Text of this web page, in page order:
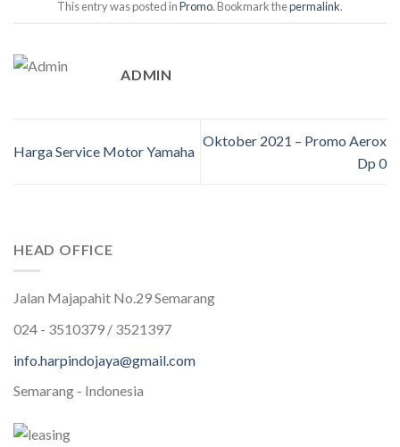
This entry was posted inPromo. Bookmark thepermalink.
ADMIN
Harga Service Motor Yamaha
Oktober 2021 – Promo Aerox
Dp 0
HEAD OFFICE
Jalan Majapahit No.29 Semarang
024 - 3510379 / 3521397
info.harpindojaya@gmail.com
Semarang - Indonesia